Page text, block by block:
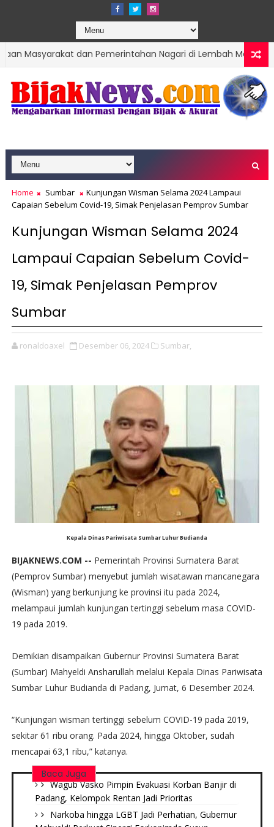
dan Pemerintahan Nagari di Lembah Melintang Pasbar
Home Sumbar
Kunjungan Wisman Selama 2024 Lampaui
Capaian Sebelum Covid-19, Simak Penjelasan Pemprov Sumbar
Kunjungan Wisman Selama 2024
Lampaui Capaian Sebelum Covid-
19, Simak Penjelasan Pemprov
Sumbar
ronaldoaxel Desember 06, 2024 Sumbar,
Kepala Dinas Pariwisata Sumbar Luhur Budianda
BIJAKNEWS.COM -- Pemerintah Provinsi Sumatera Barat
(Pemprov Sumbar) menyebut jumlah wisatawan mancanegara
(Wisman) yang berkunjung ke provinsi itu pada 2024,
melampaui jumlah kunjungan tertinggi sebelum masa COVID-
19 pada 2019.
Demikian disampaikan Gubernur Provinsi Sumatera Barat
(Sumbar) Mahyeldi Ansharullah melalui Kepala Dinas Pariwisata
Sumbar Luhur Budianda di Padang, Jumat, 6 Desember 2024.
“Kunjungan wisman tertinggi sebelum COVID-19 pada 2019,
sekitar 61 ribu orang. Pada 2024, hingga Oktober, sudah
mencapai 63,1 ribu,” katanya.
Baca Juga
Wagub Vasko Pimpin Evakuasi Korban Banjir di
Padang, Kelompok Rentan Jadi Prioritas
Narkoba hingga LGBT Jadi Perhatian, Gubernur